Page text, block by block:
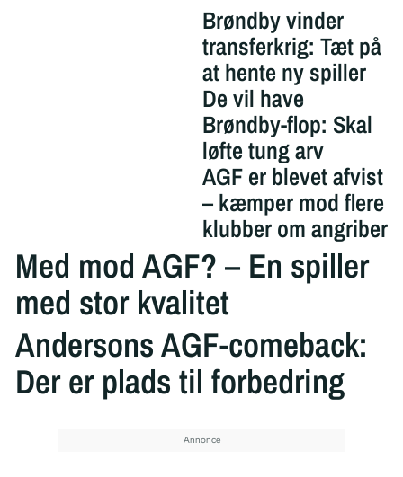
Brøndby vinder
transferkrig: Tæt på
at hente ny spiller
De vil have
Brøndby-flop: Skal
løfte tung arv
AGF er blevet afvist
– kæmper mod flere
klubber om angriber
Med mod AGF? – En spiller
med stor kvalitet
Andersons AGF-comeback:
Der er plads til forbedring